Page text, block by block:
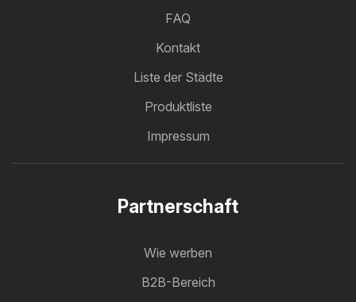
FAQ
Kontakt
Liste der Städte
Produktliste
Impressum
Partnerschaft
Wie werben
B2B-Bereich